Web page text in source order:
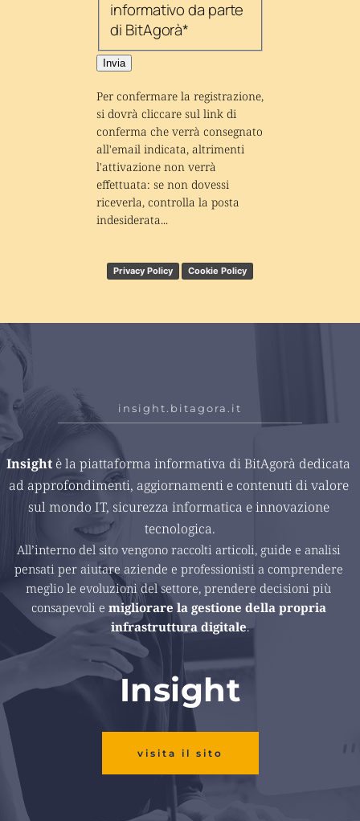
informativo da parte
di BitAgorà*
Invia
Per confermare la registrazione,
si dovrà cliccare sul link di
conferma che verrà consegnato
all'email indicata, altrimenti
l'attivazione non verrà
effettuata: se non dovessi
riceverla, controlla la posta
indesiderata...
Privacy Policy Cookie Policy
insight.bitagora.it
Insight è la piattaforma informativa di BitAgorà dedicata
ad approfondimenti, aggiornamenti e contenuti di valore
sul mondo IT, sicurezza informatica e innovazione
tecnologica.
All’interno del sito vengono raccolti articoli, guide e analisi
pensati per aiutare aziende e professionisti a comprendere
meglio le evoluzioni del settore, prendere decisioni più
consapevoli e migliorare la gestione della propria
infrastruttura digitale.
Insight
visita il sito